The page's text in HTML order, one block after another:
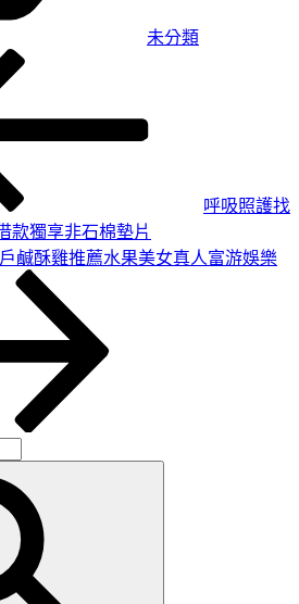
未分類
呼吸照護找
款獨享非石棉墊片
鹹酥雞推薦水果美女真人富游娛樂